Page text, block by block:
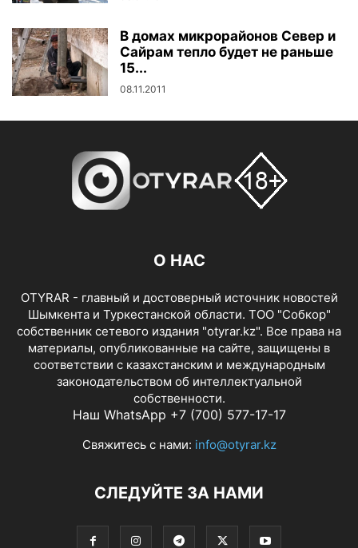
В домах микрорайонов Север и
Сайрам тепло будет не раньше
15...
08.11.2011
О НАС
OTYRAR - главный и достоверный источник новостей
Шымкента и Туркестанской области. ТОО "Собкор"
собственник сетевого издания "otyrar.kz". Все права на
материалы, опубликованные на сайте, защищены в
соответствии с казахстанским и международным
законодательством об интеллектуальной
собственности.
Наш WhatsApp +7 (700) 577-17-17
Свяжитесь с нами: info@otyrar.kz
СЛЕДУЙТЕ ЗА НАМИ